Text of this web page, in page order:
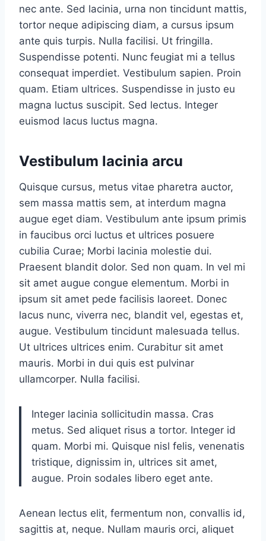
nec ante. Sed lacinia, urna non tincidunt mattis,
tortor neque adipiscing diam, a cursus ipsum
ante quis turpis. Nulla facilisi. Ut fringilla.
Suspendisse potenti. Nunc feugiat mi a tellus
consequat imperdiet. Vestibulum sapien. Proin
quam. Etiam ultrices. Suspendisse in justo eu
magna luctus suscipit. Sed lectus. Integer
euismod lacus luctus magna.
Vestibulum lacinia arcu
Quisque cursus, metus vitae pharetra auctor,
sem massa mattis sem, at interdum magna
augue eget diam. Vestibulum ante ipsum primis
in faucibus orci luctus et ultrices posuere
cubilia Curae; Morbi lacinia molestie dui.
Praesent blandit dolor. Sed non quam. In vel mi
sit amet augue congue elementum. Morbi in
ipsum sit amet pede facilisis laoreet. Donec
lacus nunc, viverra nec, blandit vel, egestas et,
augue. Vestibulum tincidunt malesuada tellus.
Ut ultrices ultrices enim. Curabitur sit amet
mauris. Morbi in dui quis est pulvinar
ullamcorper. Nulla facilisi.
Integer lacinia sollicitudin massa. Cras
metus. Sed aliquet risus a tortor. Integer id
quam. Morbi mi. Quisque nisl felis, venenatis
tristique, dignissim in, ultrices sit amet,
augue. Proin sodales libero eget ante.
Aenean lectus elit, fermentum non, convallis id,
sagittis at, neque. Nullam mauris orci, aliquet